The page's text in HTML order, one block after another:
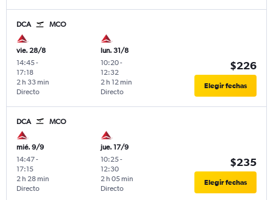
DCA MCO
vie. 28/8
14:45-
17:18
Directo
2 h 33 min
lun. 31/8
10:20-
12:32
Directo
2 h 12 min
$226
Elegir fechas
DCA MCO
mié. 9/9
14:47-
17:15
Directo
2 h 28 min
jue. 17/9
10:25-
12:30
Directo
2 h 05 min
$235
Elegir fechas